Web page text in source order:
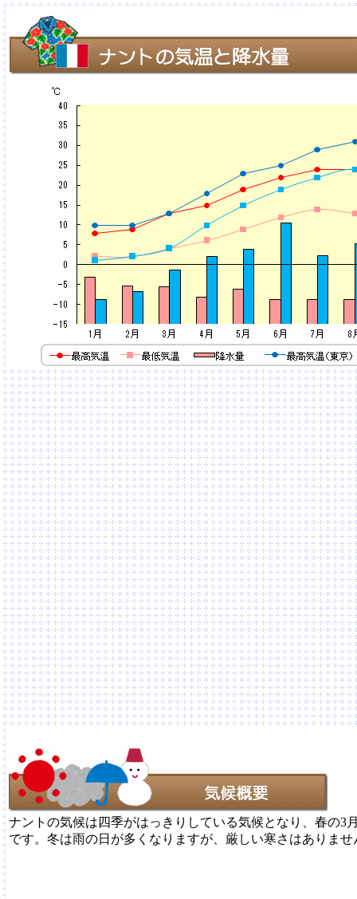
ナントの気候は四季がはっきりしている気候となり、春の3
です。冬は雨の日が多くなりますが、厳しい寒さはありませ